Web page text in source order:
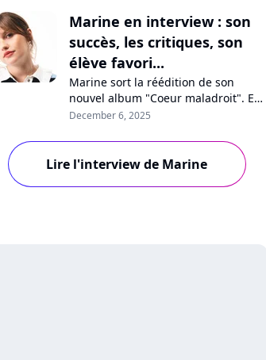
Marine en interview : son
succès, les critiques, son
élève favori...
Marine sort la réédition de son
nouvel album "Coeur maladroit". En
interview sur Purecharts, la
les critiques, la santé mentale, les
Enfoirés ou son élève favori de la
December 6, 2025
Lire l'interview de Marine